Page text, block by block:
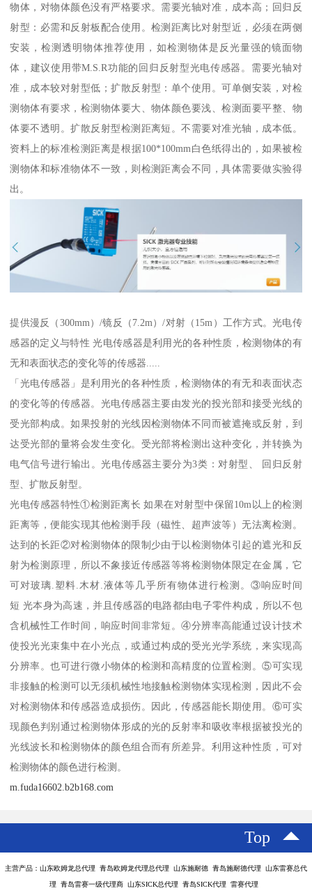
物体，对物体颜色没有严格要求。需要光轴对准，成本高；回归反
射型：必需和反射板配合使用。检测距离比对射型近，必须在两侧
安装，检测透明物体推荐使用，如检测物体是反光量强的镜面物
体，建议使用带M.S.R功能的回归反射型光电传感器。需要光轴对
准，成本较对射型低；扩散反射型：单个使用。可单侧安装，对检
测物体有要求，检测物体要大、物体颜色要浅、检测面要平整、物
体要不透明。扩散反射型检测距离短。不需要对准光轴，成本低。
资料上的标准检测距离是根据100*100mm白色纸得出的，如果被检
测物体和标准物体不一致，则检测距离会不同，具体需要做实验得
出。
提供漫反（300mm）/镜反（7.2m）/对射（15m）工作方式。光电传
感器的定义与特性 光电传感器是利用光的各种性质，检测物体的有
无和表面状态的变化等的传感器.....
「光电传感器」是利用光的各种性质，检测物体的有无和表面状态
的变化等的传感器。光电传感器主要由发光的投光部和接受光线的
受光部构成。如果投射的光线因检测物体不同而被遮掩或反射，到
达受光部的量将会发生变化。受光部将检测出这种变化，并转换为
电气信号进行输出。光电传感器主要分为3类：对射型、 回归反射
型、扩散反射型。
光电传感器特性①检测距离长 如果在对射型中保留10m以上的检测
距离等，便能实现其他检测手段（磁性、超声波等）无法离检测。
达到的长距②对检测物体的限制少由于以检测物体引起的遮光和反
射为检测原理，所以不象接近传感器等将检测物体限定在金属，它
可对玻璃.塑料.木材.液体等几乎所有物体进行检测。③响应时间
短 光本身为高速，并且传感器的电路都由电子零件构成，所以不包
含机械性工作时间，响应时间非常短。④分辨率高能通过设计技术
使投光光束集中在小光点，或通过构成的受光光学系统，来实现高
分辨率。也可进行微小物体的检测和高精度的位置检测。⑤可实现
非接触的检测可以无须机械性地接触检测物体实现检测，因此不会
对检测物体和传感器造成损伤。因此，传感器能长期使用。⑥可实
现颜色判别通过检测物体形成的光的反射率和吸收率根据被投光的
光线波长和检测物体的颜色组合而有所差异。利用这种性质，可对
检测物体的颜色进行检测。
m.fuda16602.b2b168.com
Top
主营产品：山东欧姆龙总代理 青岛欧姆龙代理总代理 山东施耐德 青岛施耐德代理 山东雷赛总代
理 青岛雷赛一级代理商 山东SICK总代理 青岛SICK代理 雷赛代理